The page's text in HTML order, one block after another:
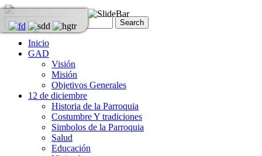
Inicio
GAD
Visión
Misión
Objetivos Generales
12 de diciembre
Historia de la Parroquia
Costumbre Y tradiciones
Simbolos de la Parroquia
Salud
Educación